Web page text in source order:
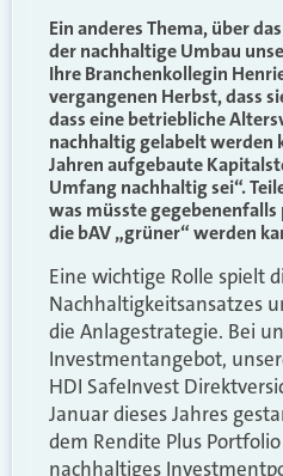
Ein anderes Thema, über
der nachhaltige Umbau
Ihre Branchenkollegin
vergangenen Herbst, dass
dass eine betriebliche
nachhaltig gelabelt werden
Jahren aufgebaute
Umfang nachhaltig sei“.
was müsste gegebenenfalls
die bAV „grüner“ werden
Eine wichtige Rolle spielt
Nachhaltigkeitsansatzes
die Anlagestrategie. Bei
Investmentangebot,
HDI SafeInvest
Januar dieses Jahres
dem Rendite Plus
nachhaltiges